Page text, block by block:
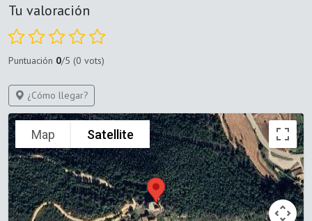
Tu valoración
Puntuación 0/5 (0 vots)
¿Cómo llegar?
Map Satellite